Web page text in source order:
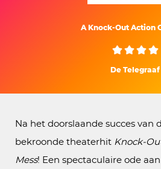
A Knock-Out Action
De Telegraaf
Na het doorslaande succes van
bekroonde theaterhit Knock-
Mess! Een spectaculaire ode